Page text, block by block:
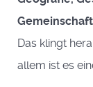
Das klingt
allem ist es